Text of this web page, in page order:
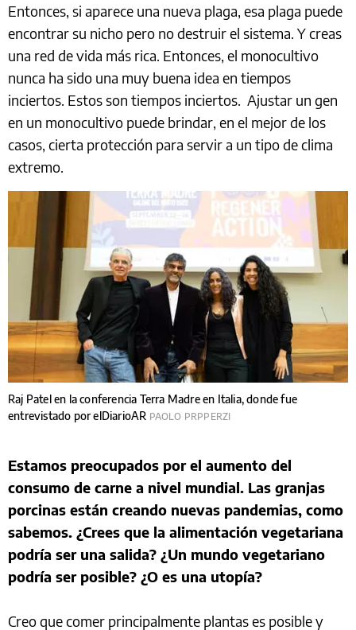
Entonces, si aparece una nueva plaga, esa plaga puede
encontrar su nicho pero no destruir el sistema. Y creas
una red de vida más rica. Entonces, el monocultivo
nunca ha sido una muy buena idea en tiempos
inciertos. Estos son tiempos inciertos. Ajustar un gen
en un monocultivo puede brindar, en el mejor de los
casos, cierta protección para servir a un tipo de clima
extremo.
Raj Patel en la conferencia Terra Madre en Italia, donde fue
entrevistado por elDiarioAR PAOLO PRPPERZI
Estamos preocupados por el aumento del
consumo de carne a nivel mundial. Las granjas
porcinas están creando nuevas pandemias, como
sabemos. ¿Crees que la alimentación vegetariana
podría ser una salida? ¿Un mundo vegetariano
podría ser posible? ¿O es una utopía?
Creo que comer principalmente plantas es posible y